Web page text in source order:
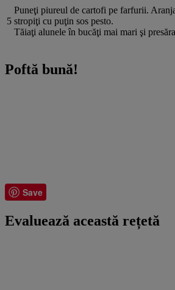
5
Puneţi piureul de cartofi pe farfurii.
stropiţi cu puţin sos pesto.
Tăiaţi alunele în bucăţi mai mari şi
Poftă bună!
Save
Evaluează această rețetă